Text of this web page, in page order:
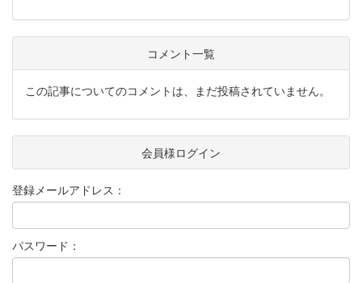
コメント一覧
この記事についてのコメントは、まだ投稿されていません。
会員様ログイン
登録メールアドレス：
パスワード：